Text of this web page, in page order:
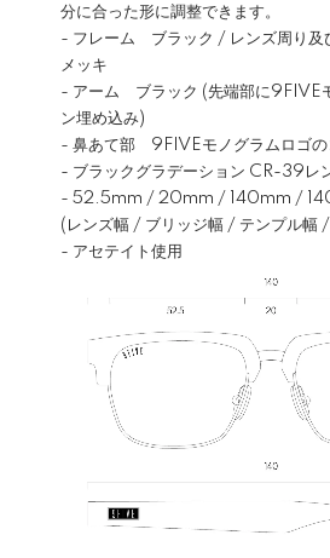
分に合った形に調整できます。
- フレーム ブラック / レンズ周り及
メッキ
- アーム ブラック (先端部に9FIVE
ン埋め込み)
- 鼻あて部 9FIVEモノグラムロゴの
- ブラックグラデーション CR-39レ
- 52.5mm / 20mm / 140mm /
(レンズ幅 / ブリッジ幅 / テンプル幅
- アセテイト使用